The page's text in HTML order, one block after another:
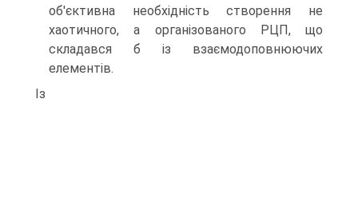
об'єктивна необхідність створення не
хаотичного, а організованого РЦП, що
складався б із взаємодопо­внюючих
елементів.
Із